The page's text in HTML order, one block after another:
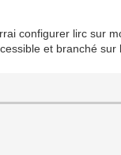
configurer lirc sur
et branché sur